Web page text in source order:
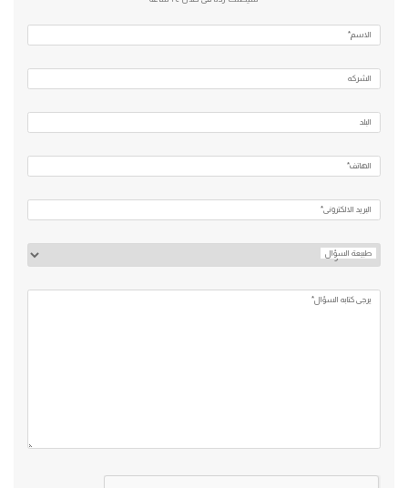
الاسم*
الشركه
الهاتف*
البريد الالكتروني*
طبيعة السؤال
يرجي كتابه السؤال*